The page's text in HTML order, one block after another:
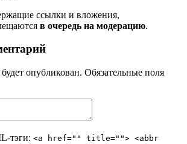
ссылки и вложения,
в очередь на модерацию.
опубликован. Обязательные поля
тэги: <a href="" title=""> <abbr